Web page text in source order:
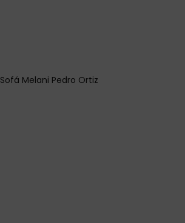
Sofá Melani Pedro Ortiz